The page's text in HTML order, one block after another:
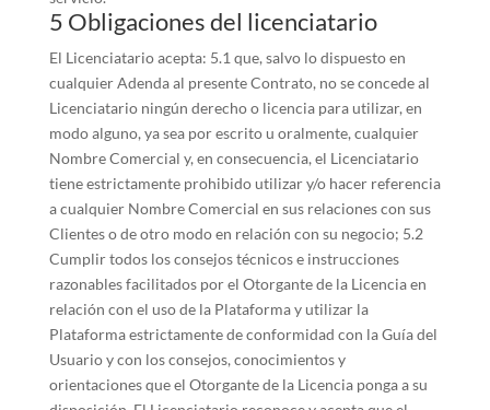
5 Obligaciones del licenciatario
El Licenciatario acepta: 5.1 que, salvo lo dispuesto en
cualquier Adenda al presente Contrato, no se concede al
Licenciatario ningún derecho o licencia para utilizar, en
modo alguno, ya sea por escrito u oralmente, cualquier
Nombre Comercial y, en consecuencia, el Licenciatario
tiene estrictamente prohibido utilizar y/o hacer referencia
a cualquier Nombre Comercial en sus relaciones con sus
Clientes o de otro modo en relación con su negocio; 5.2
Cumplir todos los consejos técnicos e instrucciones
razonables facilitados por el Otorgante de la Licencia en
relación con el uso de la Plataforma y utilizar la
Plataforma estrictamente de conformidad con la Guía del
Usuario y con los consejos, conocimientos y
orientaciones que el Otorgante de la Licencia ponga a su